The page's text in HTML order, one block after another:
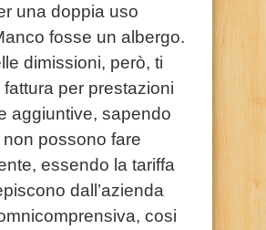
una doppia uso
fosse un albergo.
dimissioni, però, ti
per prestazioni
aggiuntive, sapendo
possono fare
essendo la tariffa
dall’azienda
cosi